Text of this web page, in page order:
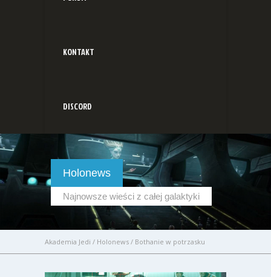
KONTAKT
DISCORD
Holonews
Najnowsze wieści z całej galaktyki
Akademia Jedi / Holonews / Bothanie w potrzasku